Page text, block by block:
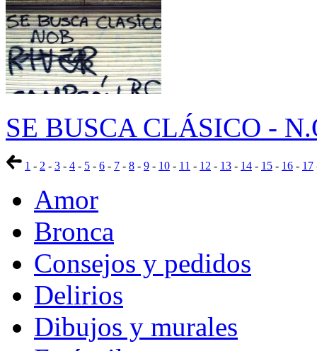
SE BUSCA CLÁSICO -
1 - 2 - 3 - 4 - 5 - 6 - 7 - 8 - 9 - 10 - 11 - 12 - 13 - 14 - 15 - 16 - 17
Amor
Bronca
Consejos y pedidos
Delirios
Dibujos y murales